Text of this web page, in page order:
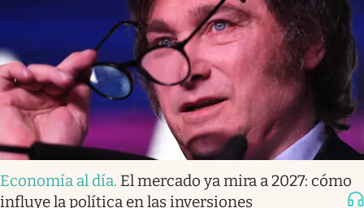
Economía al día. El mercado ya mira a 2027: cómo
influye la política en las inversiones